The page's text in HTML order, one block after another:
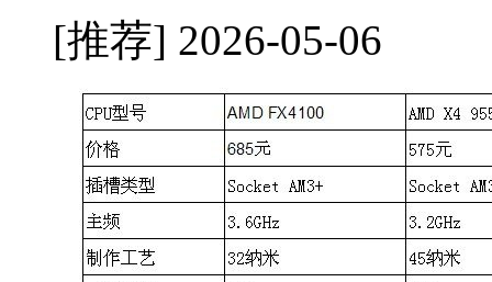
[推荐] 2026-05-06